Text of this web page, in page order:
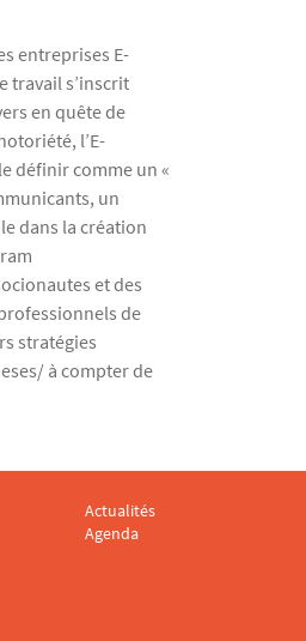
entreprises E-
travail s’inscrit
en quête de
l’E-
définir comme un «
un
dans la création
et des
de
stratégies
à compter de
Menu footer CARISM 4
Actualités
Agenda